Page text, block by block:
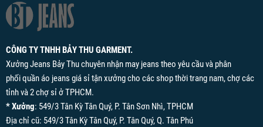
CÔNG TY TNHH BẢY THU GARMENT.
Xưởng Jeans Bảy Thu chuyên nhận may jeans theo yêu cầu và phân
phối quần áo jeans giá sỉ tận xưởng cho các shop thời trang nam, chợ các
tỉnh và 2 chợ sỉ ở TPHCM.
* Xưởng: 549/3 Tân Kỳ Tân Quý, P. Tân Sơn Nhì, TPHCM
Địa chỉ cũ: 549/3 Tân Kỳ Tân Quý, P. Tân Quý, Q. Tân Phú